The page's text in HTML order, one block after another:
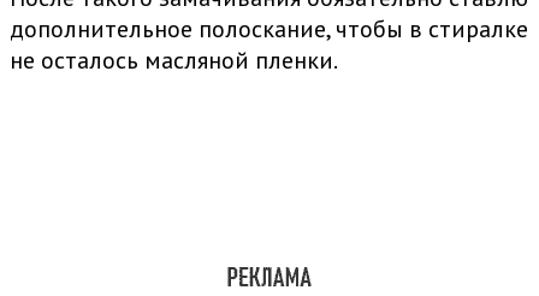
дополнительное полоскание, чтобы в стиралке
не осталось масляной пленки.